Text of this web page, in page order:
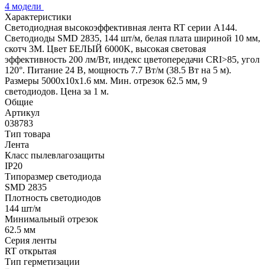
4 модели
Характеристики
Светодиодная высокоэффективная лента RT серии A144.
Светодиоды SMD 2835, 144 шт/м, белая плата шириной 10 мм,
скотч 3M. Цвет БЕЛЫЙ 6000K, высокая световая
эффективность 200 лм/Вт, индекс цветопередачи CRI>85, угол
120°. Питание 24 В, мощность 7.7 Вт/м (38.5 Вт на 5 м).
Размеры 5000x10x1.6 мм. Мин. отрезок 62.5 мм, 9
светодиодов. Цена за 1 м.
Общие
Артикул
038783
Тип товара
Лента
Класс пылевлагозащиты
IP20
Типоразмер светодиода
SMD 2835
Плотность светодиодов
144 шт/м
Минимальный отрезок
62.5 мм
Серия ленты
RT открытая
Тип герметизации